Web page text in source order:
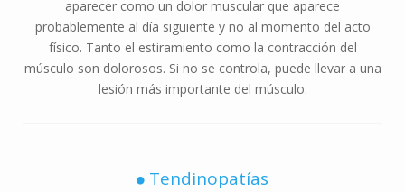
aparecer como un dolor muscular que aparece
probablemente al día siguiente y no al momento del acto
físico. Tanto el estiramiento como la contracción del
músculo son dolorosos. Si no se controla, puede llevar a una
lesión más importante del músculo.
Tendinopatías